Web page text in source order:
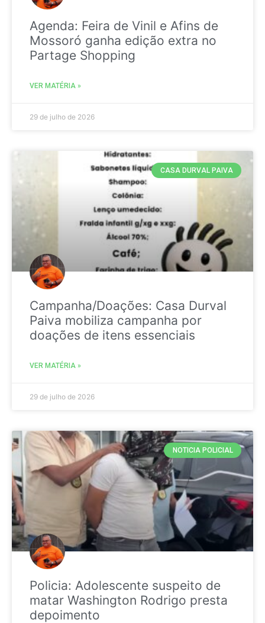
Agenda: Feira de Vinil e Afins de
Mossoró ganha edição extra no
Partage Shopping
VER MATÉRIA »
29 de julho de 2026
CASA DURVAL PAIVA
Campanha/Doações: Casa Durval
Paiva mobiliza campanha por
doações de itens essenciais
VER MATÉRIA »
29 de julho de 2026
NOTICIA POLICIAL
Policia: Adolescente suspeito de
matar Washington Rodrigo presta
depoimento